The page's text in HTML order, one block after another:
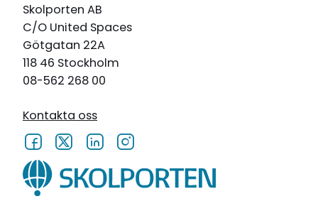
Skolporten AB
C/O United Spaces
Götgatan 22A
118 46 Stockholm
08-562 268 00
Kontakta oss